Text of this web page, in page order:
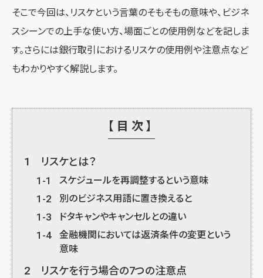
そこで今回は、リスケという言葉のそもそもの意味や、ビジネ
スシーンでの上手な使い方、場面ごとの使用例などを記しま
す。さらには銀行取引におけるリスケの使用例や注意点など
もわかりやすく解説します。
【目次】
1 リスケとは？
1-1 スケジュールを再調整するという意味
1-2 別のビジネス用語に置き換えると
1-3 ドタキャンやキャンセルとの違い
1-4
金融機関においては返済条件の変更という
意味
2 リスケを行う場合の7つの注意点